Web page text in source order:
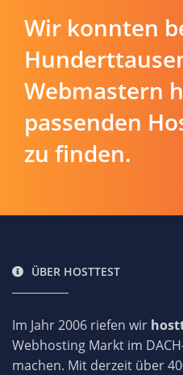
Wir konnten
Webmastern
passenden
zu finden.
ÜBER HOSTTEST
Im Jahr 2006 riefen wir
Webhosting Markt im
machen. Mit derzeit über